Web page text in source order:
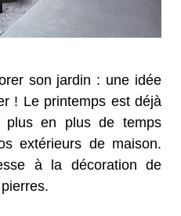
son jardin : une idée
! Le printemps est déjà
en plus de temps
extérieurs de maison.
à la décoration de